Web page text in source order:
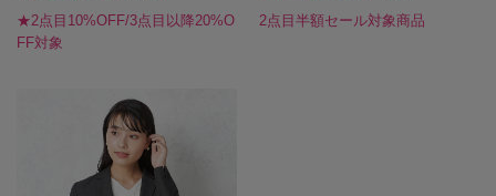
★2点目10%OFF/3点目以降20%O
FF対象
2点目半額セール対象商品